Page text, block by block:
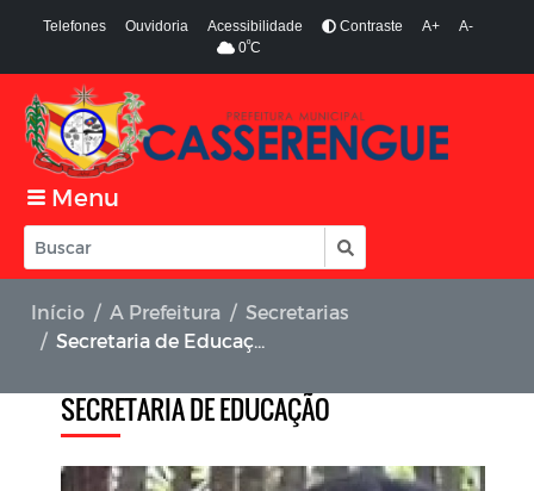
Telefones Ouvidoria Acessibilidade Contraste A+
A-
0ºC
Menu
Início A Prefeitura
Secretarias
Secretaria de Educação
SECRETARIA DE EDUCAÇÃO